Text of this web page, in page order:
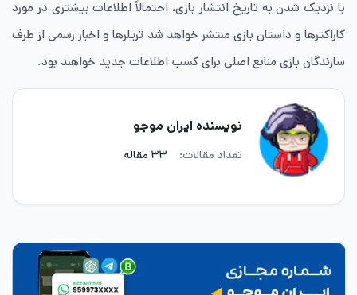
با نزدیک شدن به تاریخ انتشار بازی، احتمالاً اطلاعات بیشتری در مورد
کاراکترها و داستان بازی منتشر خواهد شد تریلرها و اخبار رسمی از طرف
سازندگان بازی منابع اصلی برای کسب اطلاعات جدید خواهند بود.
نویسنده ایران موجو
تعداد مقالات: ۳۳ مقاله